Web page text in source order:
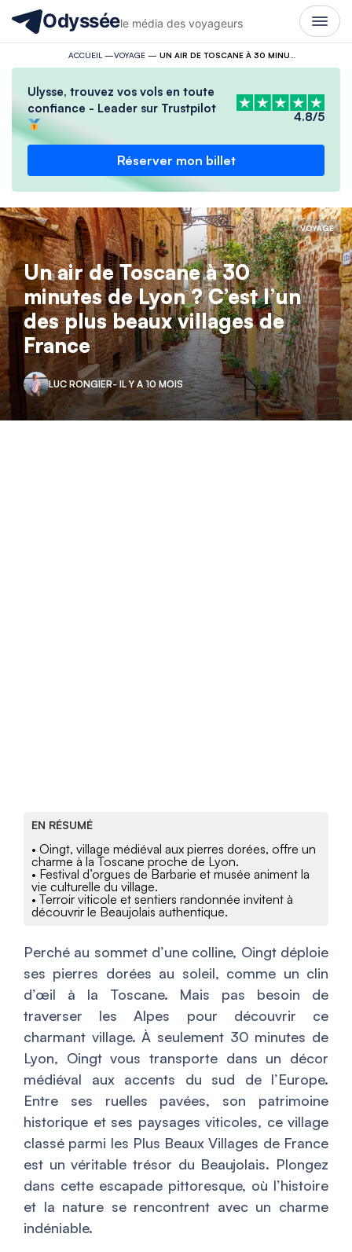
Odysséele média des voyageurs
ACCUEIL —VOYAGE—
Ulysse, trouvez vos vols en toute
confiance - Leader sur Trustpilot
4.8/5
Réserver mon billet
VOYAGE
Un air de Toscane à 30
minutes de Lyon ? C’est l’un
des plus beaux villages de
France
LUC RONGIER- IL Y A 10 MOIS
EN RÉSUMÉ
• Oingt, village médiéval aux pierres dorées, offre un
charme à la Toscane proche de Lyon.
• Festival d’orgues de Barbarie et musée animent la
vie culturelle du village.
• Terroir viticole et sentiers randonnée invitent à
découvrir le Beaujolais authentique.
Perché au sommet d’une colline, Oingt déploie
ses pierres dorées au soleil, comme un clin
d’œil à la Toscane. Mais pas besoin de
traverser les Alpes pour découvrir ce
charmant village. À seulement 30 minutes de
Lyon, Oingt vous transporte dans un décor
médiéval aux accents du sud de l’Europe.
Entre ses ruelles pavées, son patrimoine
historique et ses paysages viticoles, ce village
classé parmi les Plus Beaux Villages de France
est un véritable trésor du Beaujolais. Plongez
dans cette escapade pittoresque, où l’histoire
et la nature se rencontrent avec un charme
indéniable.